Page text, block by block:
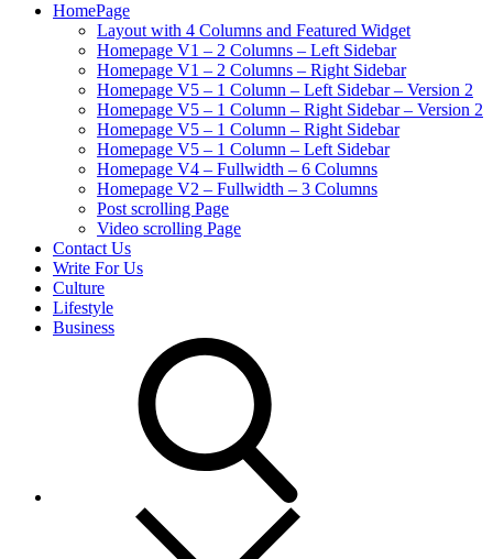
HomePage
Layout with 4 Columns and Featured Widget
Homepage V1 – 2 Columns – Left Sidebar
Homepage V1 – 2 Columns – Right Sidebar
Homepage V5 – 1 Column – Left Sidebar – Version 2
Homepage V5 – 1 Column – Right Sidebar – Version 2
Homepage V5 – 1 Column – Right Sidebar
Homepage V5 – 1 Column – Left Sidebar
Homepage V4 – Fullwidth – 6 Columns
Homepage V2 – Fullwidth – 3 Columns
Post scrolling Page
Video scrolling Page
Contact Us
Write For Us
Culture
Lifestyle
Business